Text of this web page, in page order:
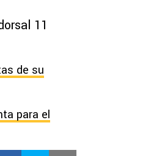
11
de su
para el